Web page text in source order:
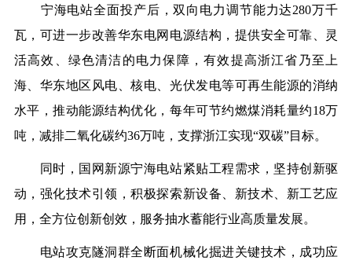
宁海电站全面投产后，双向电力调节能力达280万千
瓦， 可进一步改善华东电网电源结构，提供安全可靠、灵
活高效、绿色清洁的电力保障，有效提高浙江省乃至上
海、华东地区风电、核电、光伏发电等可再生能源的消纳
水平，推动能源结构优化， 每年可节约燃煤消耗量约18万
吨，减排二氧化碳约36万吨， 支撑浙江实现“双碳”目标。
同时，国网新源宁海电站紧贴工程需求，坚持创新驱
动，强化技术引领，积极探索新设备、新技术、新工艺应
用， 全方位创新创效，服务抽水蓄能行业高质量发展。
电站攻克隧洞群全断面机械化掘进关键技术， 成功应